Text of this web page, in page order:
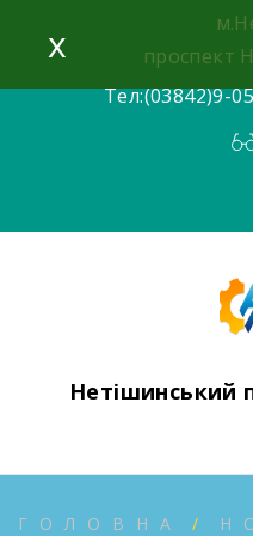
content
проспект
Тел:(03842)9-
Нетішинський
ГОЛОВНА
x